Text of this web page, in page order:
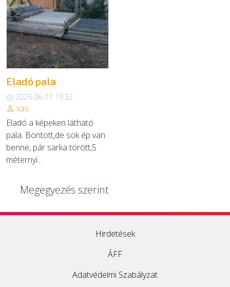
EGYÉB
SZOLGÁLTATÓK
Eladó pala
2026-06-17 19:32
vas
Eladó a képeken látható
pala. Bontott,de sok ép van
benne, pár sarka törött,5
méternyi...
Megegyezés szerint
Hirdetések
ÁFF
Adatvédelmi Szabályzat